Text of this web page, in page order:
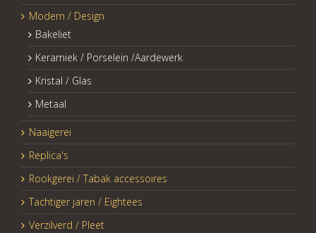
Modern / Design
Bakeliet
Keramiek / Porselein /Aardewerk
Kristal / Glas
Metaal
Naaigerei
Replica's
Rookgerei / Tabak accessoires
Tachtiger jaren / Eightees
Verzilverd / Pleet